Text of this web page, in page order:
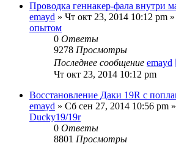
Проводка геннакер-фала внутри
emayd » Чт окт 23, 2014 10:12 pm
опытом
0 Ответы
9278 Просмотры
Последнее сообщение emayd
Чт окт 23, 2014 10:12 pm
Восстановление Даки 19R с
emayd » Сб сен 27, 2014 10:56 pm
Ducky19/19r
0 Ответы
8801 Просмотры